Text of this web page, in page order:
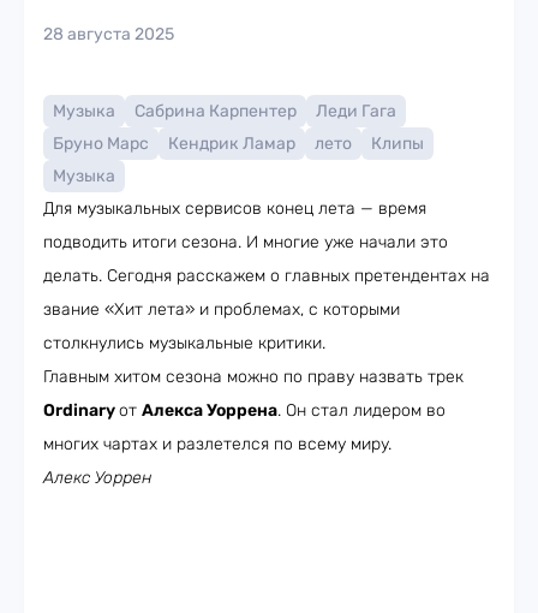
28 августа 2025
Музыка Сабрина Карпентер
Леди Гага
Бруно Марс
Кендрик Ламар лето
Клипы
Музыка
Для музыкальных сервисов конец лета — время
подводить итоги сезона. И многие уже начали это
делать. Сегодня расскажем о главных претендентах на
звание «Хит лета» и проблемах, с которыми
столкнулись музыкальные критики.
Главным хитом сезона можно по праву назвать трек
Ordinaryот Алекса Уоррена. Он стал лидером во
многих чартах и разлетелся по всему миру.
Алекс Уоррен